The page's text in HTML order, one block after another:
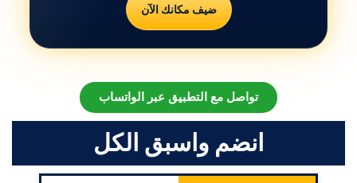
ضيف مكانك الآن
تواصل مع التطبيق عبر الواتساب
انضم واسبق الكل